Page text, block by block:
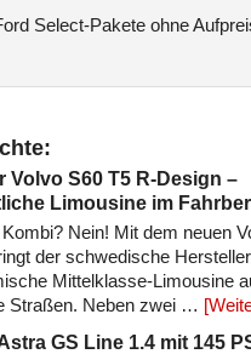
Select-Pakete ohne
Volvo S60 T5 R-Design –
Limousine im
Nein! Mit dem neuen
der schwedische
Mittelklasse-Limousine
Straßen. Neben zwei …
GS Line 1.4 mit 145